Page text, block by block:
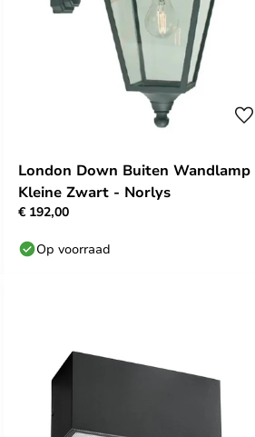
London Down Buiten Wandlamp
Kleine Zwart - Norlys
€ 192,00
Op voorraad